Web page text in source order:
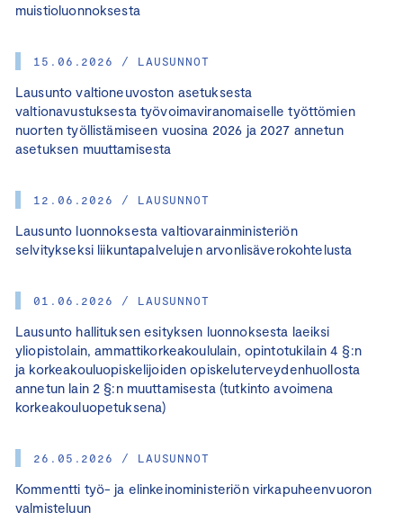
muistioluonnoksesta
15.06.2026 / LAUSUNNOT
Lausunto valtioneuvoston asetuksesta
valtionavustuksesta työvoimaviranomaiselle työttömien
nuorten työllistämiseen vuosina 2026 ja 2027 annetun
asetuksen muuttamisesta
12.06.2026 / LAUSUNNOT
Lausunto luonnoksesta valtiovarainministeriön
selvitykseksi liikuntapalvelujen arvonlisäverokohtelusta
01.06.2026 / LAUSUNNOT
Lausunto hallituksen esityksen luonnoksesta laeiksi
yliopistolain, ammattikorkeakoululain, opintotukilain 4 §:n
ja korkeakouluopiskelijoiden opiskeluterveydenhuollosta
annetun lain 2 §:n muuttamisesta (tutkinto avoimena
korkeakouluopetuksena)
26.05.2026 / LAUSUNNOT
Kommentti työ- ja elinkeinoministeriön virkapuheenvuoron
valmisteluun